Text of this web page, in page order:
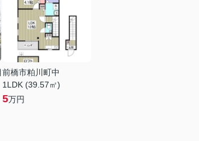
前橋市粕川町中
1LDK (39.57㎡)
5万円